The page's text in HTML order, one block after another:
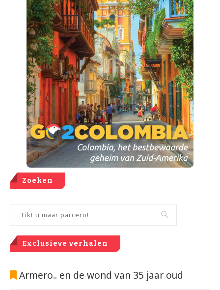
Zoeken
Exclusieve verhalen
Armero.. en de wond van 35 jaar oud